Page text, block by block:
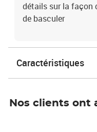
détails sur la façon
de basculer
Caractéristiques
Nos clients ont